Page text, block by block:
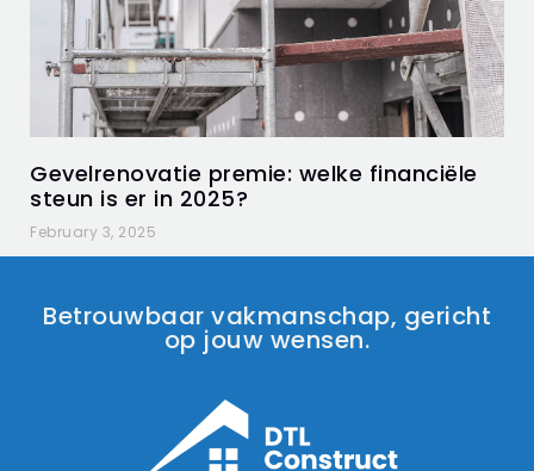
Gevelrenovatie premie: welke financiële
steun is er in 2025?
February 3, 2025
Betrouwbaar vakmanschap, gericht
op jouw wensen.